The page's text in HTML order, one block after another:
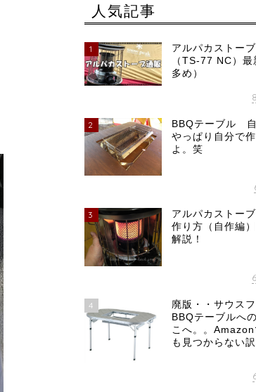
人気記事
1
アルパカストー
（TS-77 NC）最
多め）
2
BBQテーブル
やっぱり自分で
よ。笑
3
アルパカストー
作り方（自作編
解説！
4
廃版・・サウス
BBQテーブルへ
こへ。。
も見つからない訳